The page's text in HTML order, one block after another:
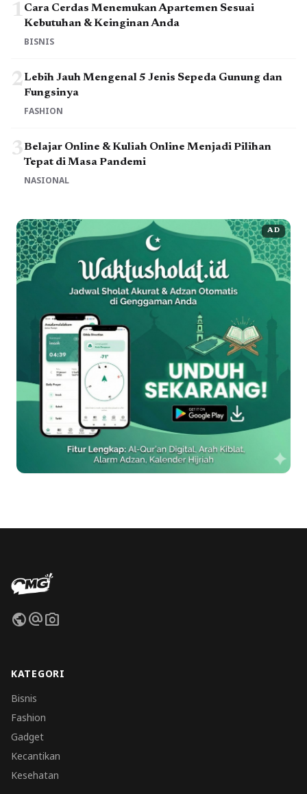
1 Cara Cerdas Menemukan Apartemen Sesuai
Kebutuhan & Keinginan Anda
BISNIS
2Lebih Jauh Mengenal 5 Jenis Sepeda Gunung dan
Fungsinya
FASHION
3Belajar Online & Kuliah Online Menjadi Pilihan
Tepat di Masa Pandemi
NASIONAL
AD
publicalternate_emailphoto_camera
KATEGORI
Bisnis
Fashion
Gadget
Kecantikan
Kesehatan